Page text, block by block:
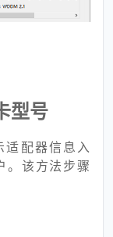
型号
配器信息入
。该方法步骤